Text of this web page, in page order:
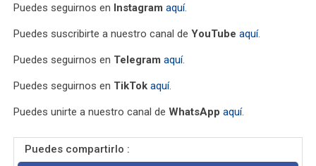
Puedes seguirnos en Instagram aquí.
Puedes suscribirte a nuestro canal deYouTube aquí.
Puedes seguirnos en Telegram aquí.
Puedes seguirnos en TikTok aquí.
Puedes unirte a nuestro canal deWhatsApp aquí.
Puedes compartirlo :